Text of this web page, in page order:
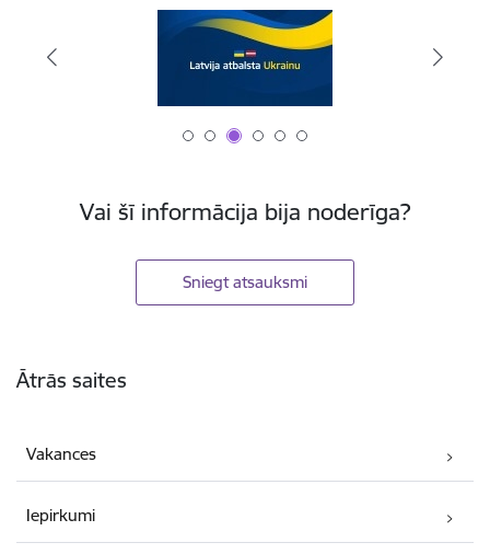
Vai šī informācija bija noderīga?
Sniegt atsauksmi
Ātrās saites
Vakances
Iepirkumi